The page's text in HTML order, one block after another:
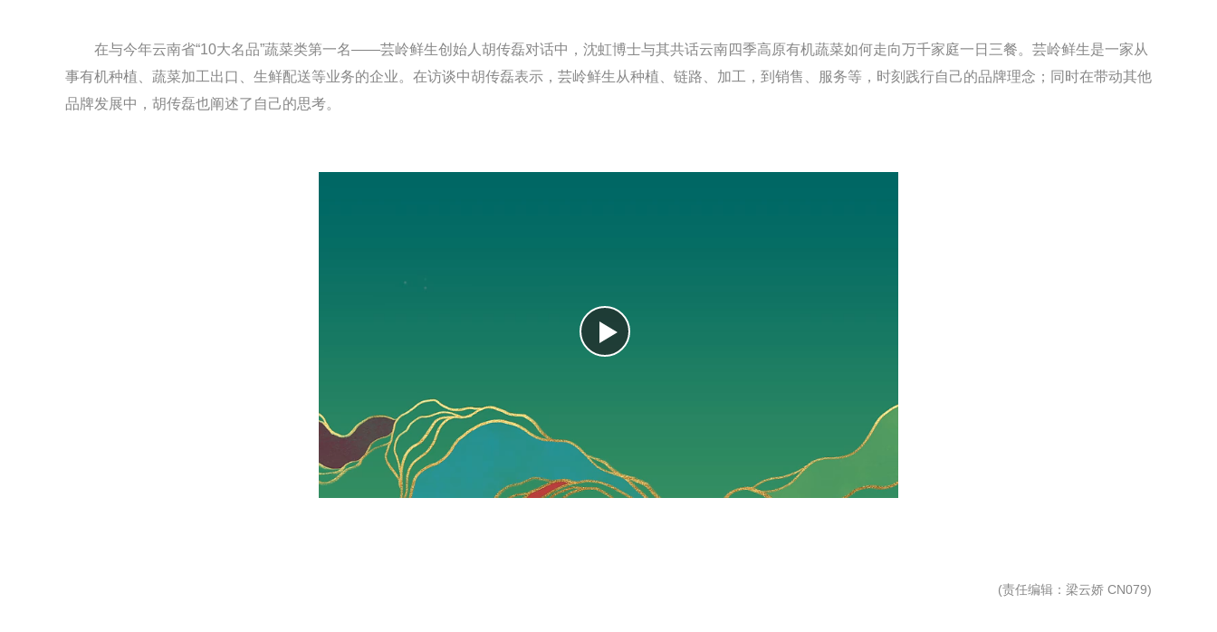
在与今年云南省“10大名品”蔬菜类第一名——芸岭鲜生创始人胡传磊对话中，沈虹博士与其共话云南四季高原有机蔬菜如何走向万千家庭一日三餐。芸岭鲜生是一家从
事有机种植、蔬菜加工出口、生鲜配送等业务的企业。在访谈中胡传磊表示，芸岭鲜生从种植、链路、加工，到销售、服务等，时刻践行自己的品牌理念；同时在带动其他
品牌发展中，胡传磊也阐述了自己的思考。
(责任编辑 ：梁云娇 CN079)